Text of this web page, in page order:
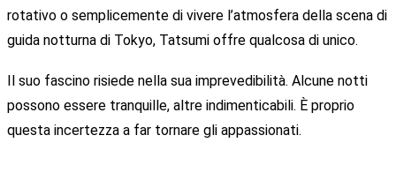
rotativo o semplicemente di vivere l’atmosfera della scena di
guida notturna di Tokyo, Tatsumi offre qualcosa di unico.
Il suo fascino risiede nella sua imprevedibilità. Alcune notti
possono essere tranquille, altre indimenticabili. È proprio
questa incertezza a far tornare gli appassionati.